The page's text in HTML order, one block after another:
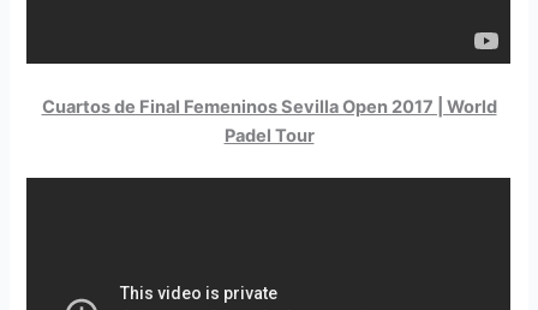
Cuartos de Final Femeninos Sevilla Open 2017 | World
Padel Tour